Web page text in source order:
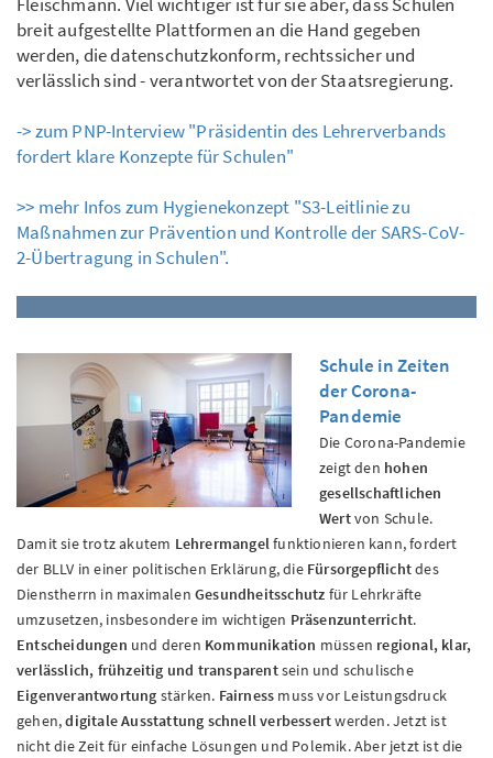
Fleischmann. Viel wichtiger ist für sie aber, dass Schulen
breit aufgestellte Plattformen an die Hand gegeben
werden, die datenschutzkonform, rechtssicher und
verlässlich sind - verantwortet von der Staatsregierung.
-> zum PNP-Interview "Präsidentin des Lehrerverbands
fordert klare Konzepte für Schulen"
>> mehr Infos zum Hygienekonzept "S3-Leitlinie zu
Maßnahmen zur Prävention und Kontrolle der SARS-CoV-
2-Übertragung in Schulen".
Schule in Zeiten
der Corona-
Pandemie
Die Corona-Pandemie
zeigt den hohen
gesellschaftlichen
Wertvon Schule.
Damit sie trotz akutem Lehrermangelfunktionieren kann, fordert
der BLLV in einer politischen Erklärung, die Fürsorgepflichtdes
Dienstherrn in maximalen Gesundheitsschutz für Lehrkräfte
umzusetzen, insbesondere im wichtigen Präsenzunterricht.
Entscheidungen und deren Kommunikation müssen regional, klar,
verlässlich, frühzeitig und transparentsein und schulische
Eigenverantwortung stärken. Fairness muss vor Leistungsdruck
gehen,digitale Ausstattung schnell verbessertwerden. Jetzt ist
nicht die Zeit für einfache Lösungen und Polemik. Aber jetzt ist die